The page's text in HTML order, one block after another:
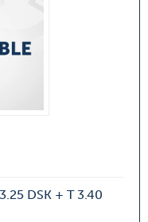
DSK + T 3.40